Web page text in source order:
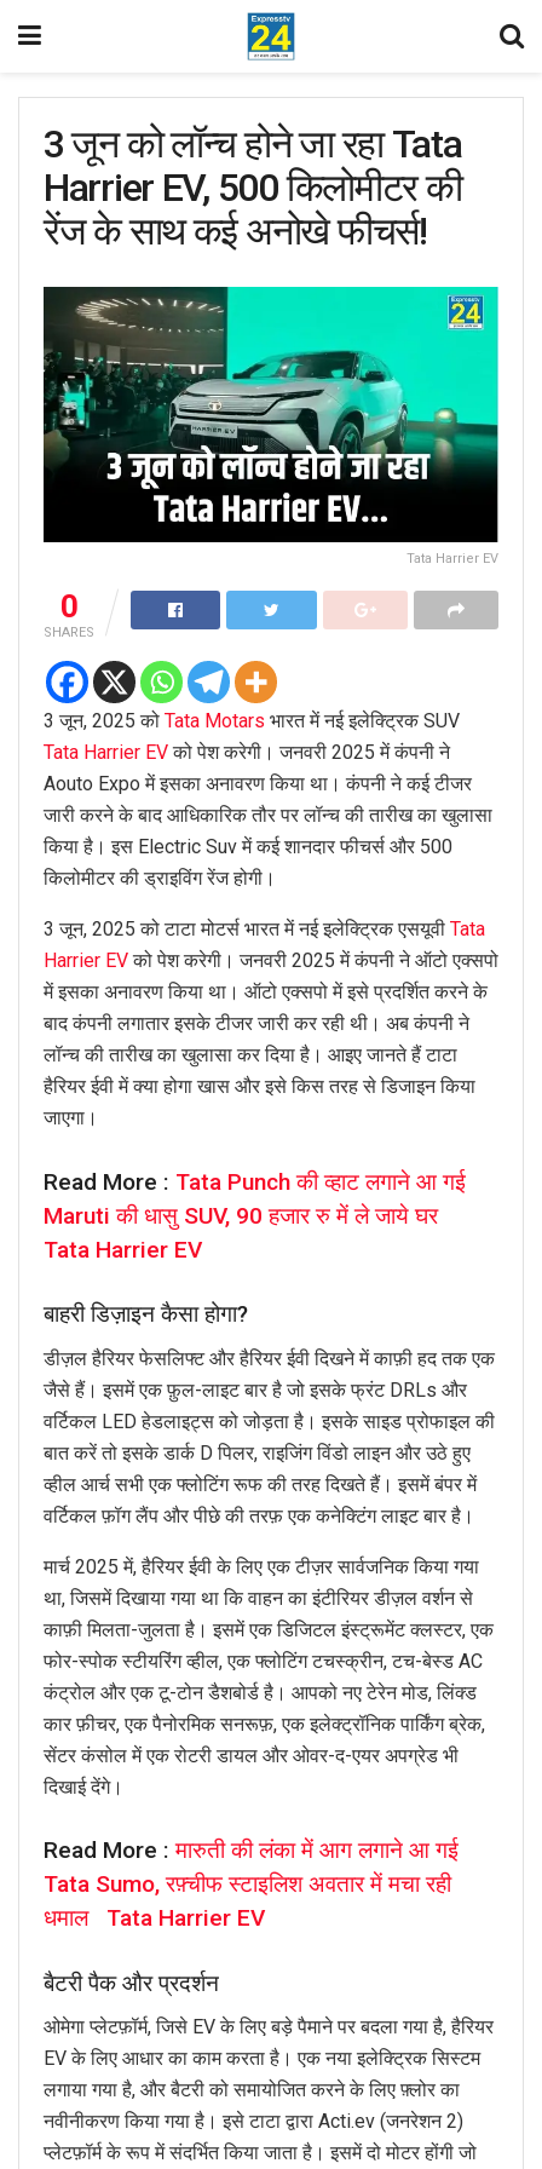
3 जून को लॉन्च होने जा रहा Tata
Harrier EV, 500 किलोमीटर की
रेंज के साथ कई अनोखे फीचर्स!
Tata Harrier EV
0
SHARES
3 जून, 2025 को Tata Motars भारत में नई इलेक्ट्रिक SUV
Tata Harrier EVको पेश करेगी। जनवरी 2025 में कंपनी ने
Aouto Expo में इसका अनावरण किया था। कंपनी ने कई टीजर
जारी करने के बाद आधिकारिक तौर पर लॉन्च की तारीख का खुलासा
किया है। इस Electric Suv में कई शानदार फीचर्स और 500
किलोमीटर की ड्राइविंग रेंज होगी।
3 जून, 2025 को टाटा मोटर्स भारत में नई इलेक्ट्रिक एसयूवी Tata
Harrier EVको पेश करेगी। जनवरी 2025 में कंपनी ने ऑटो एक्सपो
में इसका अनावरण किया था। ऑटो एक्सपो में इसे प्रदर्शित करने के
बाद कंपनी लगातार इसके टीजर जारी कर रही थी। अब कंपनी ने
लॉन्च की तारीख का खुलासा कर दिया है। आइए जानते हैं टाटा
हैरियर ईवी में क्या होगा खास और इसे किस तरह से डिजाइन किया
जाएगा।
Read More : Tata Punch की व्हाट लगाने आ गई
Maruti की धासु SUV, 90 हजार रु में ले जाये घर
Tata Harrier EV
बाहरी डिज़ाइन कैसा होगा?
डीज़ल हैरियर फेसलिफ्ट और हैरियर ईवी दिखने में काफ़ी हद तक एक
जैसे हैं। इसमें एक फ़ुल-लाइट बार है जो इसके फ्रंट DRLs और
वर्टिकल LED हेडलाइट्स को जोड़ता है। इसके साइड प्रोफाइल की
बात करें तो इसके डार्क D पिलर, राइजिंग विंडो लाइन और उठे हुए
व्हील आर्च सभी एक फ्लोटिंग रूफ की तरह दिखते हैं। इसमें बंपर में
वर्टिकल फ़ॉग लैंप और पीछे की तरफ़ एक कनेक्टिंग लाइट बार है।
मार्च 2025 में, हैरियर ईवी के लिए एक टीज़र सार्वजनिक किया गया
था, जिसमें दिखाया गया था कि वाहन का इंटीरियर डीज़ल वर्शन से
काफ़ी मिलता-जुलता है। इसमें एक डिजिटल इंस्ट्रूमेंट क्लस्टर, एक
फोर-स्पोक स्टीयरिंग व्हील, एक फ्लोटिंग टचस्क्रीन, टच-बेस्ड AC
कंट्रोल और एक टू-टोन डैशबोर्ड है। आपको नए टेरेन मोड, लिंक्ड
कार फ़ीचर, एक पैनोरमिक सनरूफ़, एक इलेक्ट्रॉनिक पार्किंग ब्रेक,
सेंटर कंसोल में एक रोटरी डायल और ओवर-द-एयर अपग्रेड भी
दिखाई देंगे।
Read More :मारुती की लंका में आग लगाने आ गई
Tata Sumo, रफ़्चीफ स्टाइलिश अवतार में मचा रही
धमाल Tata Harrier EV
बैटरी पैक और प्रदर्शन
ओमेगा प्लेटफ़ॉर्म, जिसे EV के लिए बड़े पैमाने पर बदला गया है, हैरियर
EV के लिए आधार का काम करता है। एक नया इलेक्ट्रिक सिस्टम
लगाया गया है, और बैटरी को समायोजित करने के लिए फ़्लोर का
नवीनीकरण किया गया है। इसे टाटा द्वारा Acti.ev (जनरेशन 2)
प्लेटफ़ॉर्म के रूप में संदर्भित किया जाता है। इसमें दो मोटर होंगी जो